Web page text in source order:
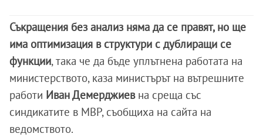
Съкращения без анализ няма да се правят, но ще
има оптимизация в структури с дублиращи се
функции, така че да бъде уплътнена работата на
министерството, каза министърът на вътрешните
работи Иван Демерджиев на среща със
синдикатите в МВР, съобщиха на сайта на
ведомството.